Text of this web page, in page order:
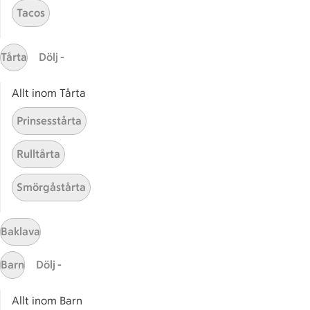
Sidfot
Start
Få snabbt svar
Kundservice
Kontakta oss
Massa erbjudanden
Bli stammis på ICA
ICAs inspirationsmejl
Handla
Tacos
Tårta Dölj -
Allt inom Tårta
Prinsesstårta
Rulltårta
Smörgåstårta
Baklava
Barn Dölj -
Allt inom Barn